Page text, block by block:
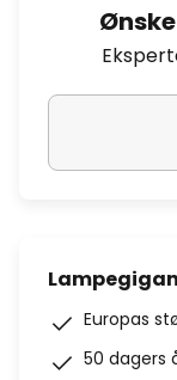
Europas
50 dagers